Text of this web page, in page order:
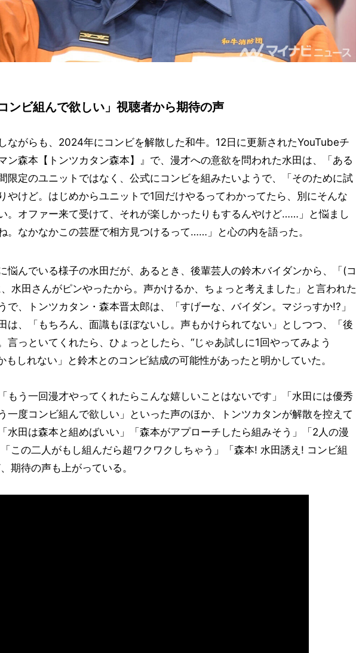
ンビ組んで欲しい」視聴者から期待の声
ながらも、2024年にコンビを解散した和牛。12日に更新されたYouTubeチ
ン森本【トンツカタン森本】』で、漫才への意欲を問われた水田は、「ある
限定のユニットではなく、公式にコンビを組みたいようで、「そのために試
やけど。はじめからユニットで1回だけやるってわかってたら、別にそんな
。オファー来て受けて、それが楽しかったりもするんやけど……」と悩まし
。なかなかこの芸歴で相方見つけるって……」と心の内を語った。
悩んでいる様子の水田だが、あるとき、後輩芸人の鈴木バイダンから、「(コ
水田さんがピンやったから。声かけるか、ちょっと考えました」と言われた
で、トンツカタン・森本晋太郎は、「すげーな、バイダン。マジっすか!?」
は、「もちろん、面識もほぼないし。声もかけられてない」としつつ、「後
言っといてくれたら、ひょっとしたら、“じゃあ試しに1回やってみよう
もしれない」と鈴木とのコンビ結成の可能性があったと明かしていた。
もう一回漫才やってくれたらこんな嬉しいことはないです」「水田には優秀
一度コンビ組んで欲しい」といった声のほか、トンツカタンが解散を控えて
水田は森本と組めばいい」「森本がアプローチしたら組みそう」「2人の漫
この二人がもし組んだら超ワクワクしちゃう」「森本! 水田誘え! コンビ組
期待の声も上がっている。